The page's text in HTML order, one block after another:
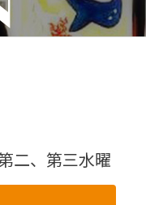
二、第三水曜